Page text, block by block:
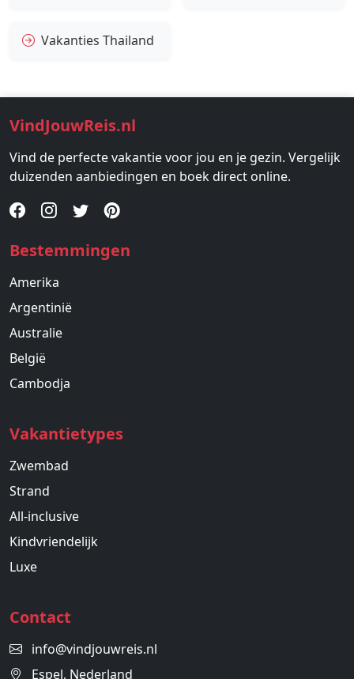
Vakanties Thailand
VindJouwReis.nl
Vind de perfecte vakantie voor jou en je gezin. Vergelijk
duizenden aanbiedingen en boek direct online.
Bestemmingen
Amerika
Argentinië
Australie
België
Cambodja
Vakantietypes
Zwembad
Strand
All-inclusive
Kindvriendelijk
Luxe
Contact
info@vindjouwreis.nl
Espel, Nederland